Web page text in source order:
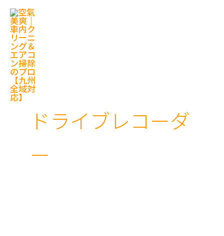
ドライブレコーダ
ー